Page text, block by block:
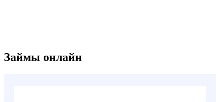
Займы онлайн